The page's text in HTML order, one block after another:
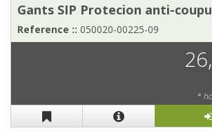
Gants SIP Protecion anti-
Reference :: 050020-00225-09
*